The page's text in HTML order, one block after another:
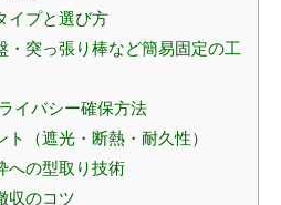
イプと選び方
・突っ張り棒など簡易固定の工
イバシー確保方法
（遮光・断熱・耐久性）
への型取り技術
収のコツ